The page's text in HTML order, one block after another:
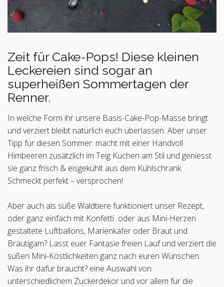
Zeit für Cake-Pops! Diese kleinen
Leckereien sind sogar an
superheißen Sommertagen der
Renner.
In welche Form ihr unsere Basis-Cake-Pop-Masse bringt
und verziert bleibt natürlich euch überlassen. Aber unser
Tipp für diesen Sommer: macht mit einer Handvoll
Himbeeren zusätzlich im Teig Kuchen am Stil und geniesst
sie ganz frisch & eisgekühlt aus dem Kühlschrank.
Schmeckt perfekt – versprochen!
Aber auch als süße Waldtiere funktioniert unser Rezept,
oder ganz einfach mit Konfetti oder aus Mini-Herzen
gestaltete Luftballons, Marienkäfer oder Braut und
Bräutigam? Lasst euer Fantasie freien Lauf und verziert die
süßen Mini-Köstlichkeiten ganz nach euren Wünschen.
Was ihr dafür braucht? eine Auswahl von
unterschiedlichem Zuckerdekor und vor allem für die